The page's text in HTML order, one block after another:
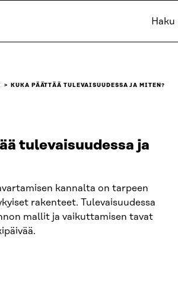
Haku
KUKA PÄÄTTÄÄ TULEVAISUUDESSA JA MITEN?
tulevaisuudessa ja
kannalta on tarpeen
rakenteet. Tulevaisuudessa
mallit ja vaikuttamisen tavat